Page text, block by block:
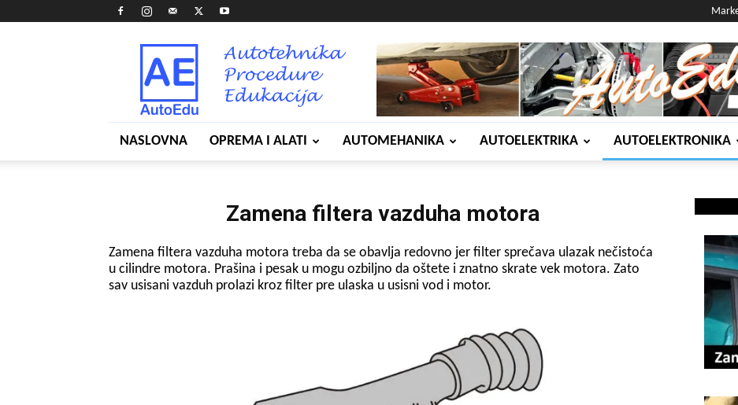
AutoEdu
NASLOVNA OPREMA I ALATI AUTOMEHANIKA AUTOELEKTRIKA AUTOELEKTRONIKA
Zamena filtera vazduha motora
Zamena filtera vazduha motora treba da se obavlja redovno jer filter sprečava ulazak nečistoća
u cilindre motora. Prašina i pesak u mogu ozbiljno da oštete i znatno skrate vek motora. Zato
sav usisani vazduh prolazi kroz filter pre ulaska u usisni vod i motor.